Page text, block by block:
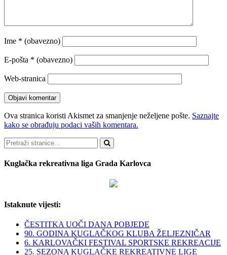
Ime * (obavezno)
E-pošta * (obavezno)
Web-stranica
Ova stranica koristi Akismet za smanjenje neželjene pošte. Saznajte
kako se obrađuju podaci vaših komentara.
Pretraži
Kuglačka rekreativna liga Grada Karlovca
Istaknute vijesti:
ČESTITKA UOČI DANA POBJEDE
90. GODINA KUGLAČKOG KLUBA ŽELJEZNIČAR
6. KARLOVAČKI FESTIVAL SPORTSKE REKREACIJE
25. SEZONA KUGLAČKE REKREATIVNE LIGE